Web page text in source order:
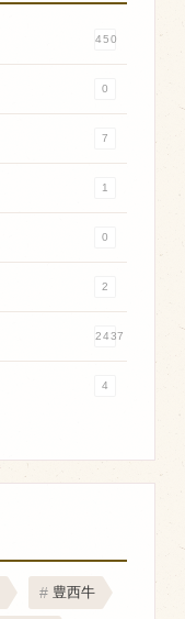
450
0
7
1
0
2
2437
4
豊西牛